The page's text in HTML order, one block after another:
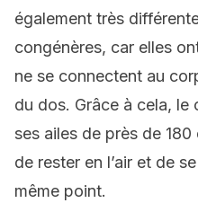
également très
congénères, car elles
ne se connectent au
du dos. Grâce à cela,
ses ailes de près de
de rester en l’air et de
même point.